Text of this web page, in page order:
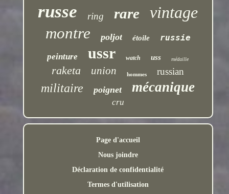
russe ring rare vintage
montre poljot étoile
russie
peinture
ussr watch uss médaille
raketa union hommes russian
militaire poignet mécanique
cru
Page d'accueil
Nous joindre
Déclaration de confidentialité
Termes d'utilisation